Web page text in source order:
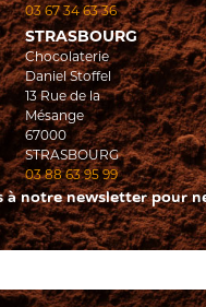
03 67 34 63 36
STRASBOURG
Chocolaterie
Daniel Stoffel
13 Rue de la
Mésange
67000
STRASBOURG
03 88 63 95 99
à notre newsletter pour